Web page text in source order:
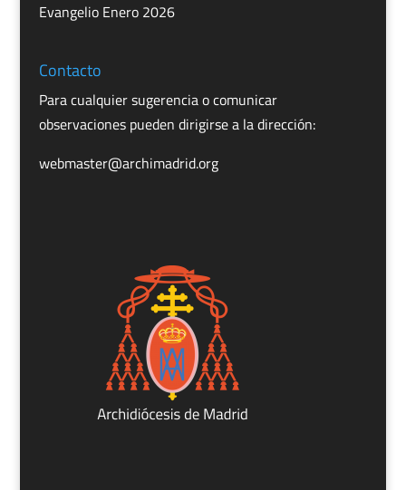
Evangelio Enero 2026
Contacto
Para cualquier sugerencia o comunicar
observaciones pueden dirigirse a la dirección:
webmaster@archimadrid.org